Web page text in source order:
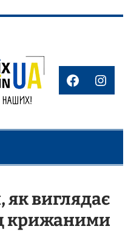
як виглядає
крижаними